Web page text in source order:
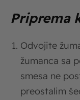
Priprema
Odvojite
žumanca sa
smesa ne
preostalim